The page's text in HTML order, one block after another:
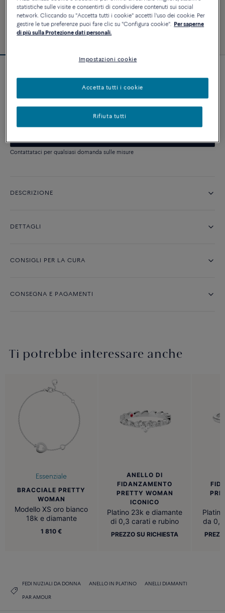
Anello di fidanzamento Pretty Woman
Prezzo su richiesta
Contattataci per qualsiasi domanda sulle misure
DESCRIZIONE
DETTAGLI
CONSIGLI PER LA CURA
CONSEGNA E PAGAMENTI
Ti potrebbe interessare anche
Essenziale
BRACCIALE PRETTY
WOMAN
Modello XS oro bianco
18k e diamante
1 810 €
ANELLO DI
FIDANZAMENTO
PRETTY WOMAN
ICONICO
Platino 23k e diamante
di 0,3 carati e rubino
PREZZO SU RICHIESTA
da
FEDI NUZIALI DA DONNA ANELLO IN PLATINO ANELLI DIAMANTI
PAR AMOUR
statistiche sulle visite e consentirti di condividere contenuti sui social
network. Cliccando su "Accetta tutti i cookie" accetti l'uso dei cookie. Per
gestire le tue preferenze puoi fare clic su "Configura cookie". Per saperne
di più sulla Protezione dati personali.
Impostazioni cookie
Rifiuta tutti
Accetta tutti i cookie